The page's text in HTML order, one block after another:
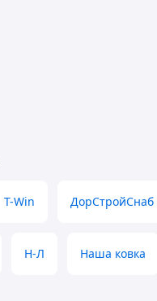
T-Win ДорСтройСнаб
Н-Л Наша ковка